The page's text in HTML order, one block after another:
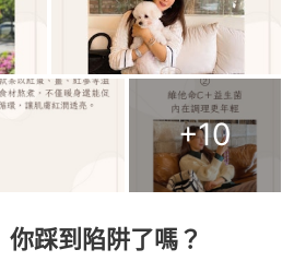
+10
踩到陷阱了嗎？